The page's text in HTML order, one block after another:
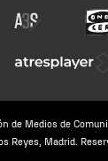
de Medios de
Reyes, Madrid.